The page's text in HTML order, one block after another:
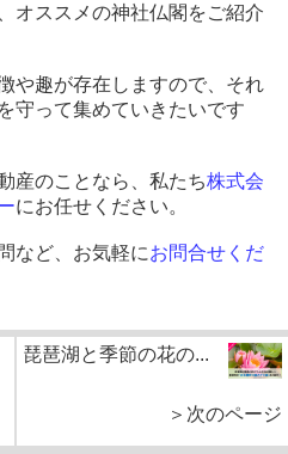
オススメの神社仏閣をご紹介
や趣が存在しますので、それ
守って集めていきたいです
産のことなら、私たち株式会
にお任せください。
など、お気軽にお問合せくだ
琵琶湖と季節の花の...
＞次のページ